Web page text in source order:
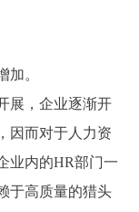
。
，企业逐渐开
因而对于人力资
业内的HR部门一
于高质量的猎头